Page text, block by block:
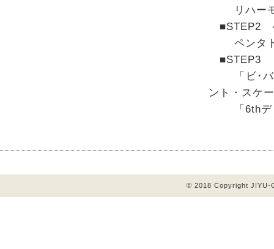
リハーモ
■STEP2
ペンタト
■STEP3
「ビ･バッ
ント・スケ
「6thディ
© 2018 Copyright JIYU-